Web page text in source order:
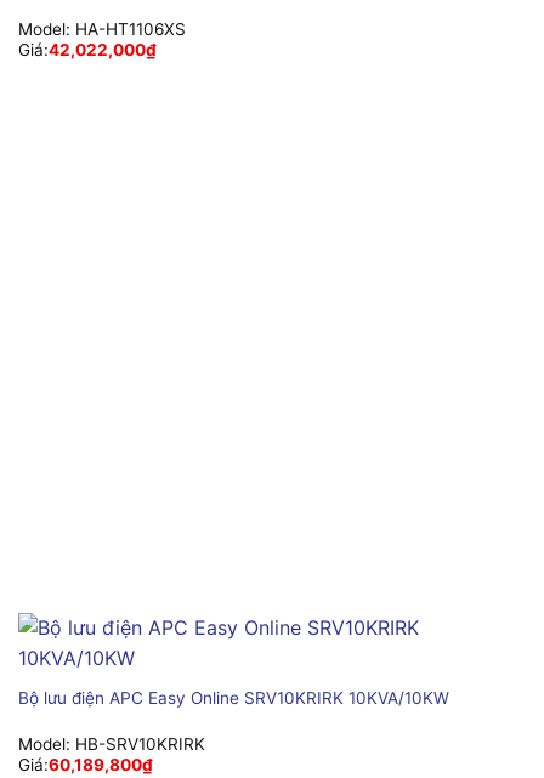
Model: HA-HT1106XS
Giá:42,022,000₫
Bộ lưu điện APC Easy Online SRV10KRIRK 10KVA/10KW
Model: HB-SRV10KRIRK
Giá:60,189,800₫